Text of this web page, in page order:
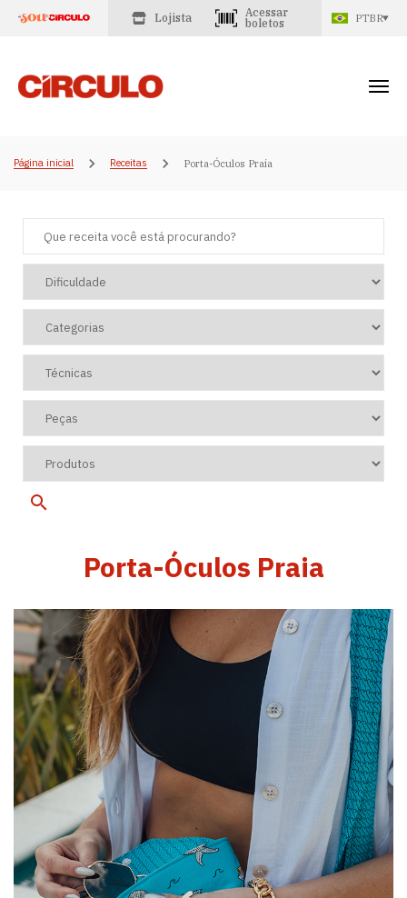
Lojista
Acessar
boletos
PTBR
Página inicial Receitas Porta-Óculos Praia
Porta-Óculos Praia